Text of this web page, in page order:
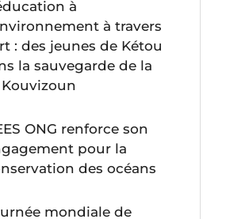
à
à travers
: des jeunes de Kétou
la sauvegarde de la
ONG renforce son
pour la
des océans
mondiale de